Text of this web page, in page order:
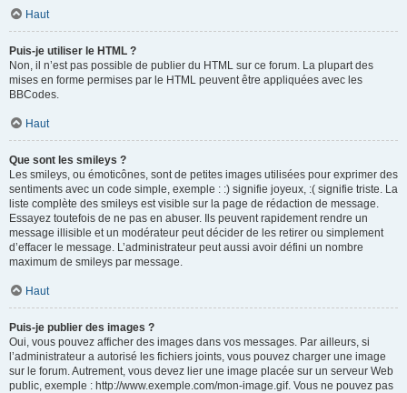
Haut
Puis-je utiliser le HTML ?
Non, il n’est pas possible de publier du HTML sur ce forum. La plupart des
mises en forme permises par le HTML peuvent être appliquées avec les
BBCodes.
Haut
Que sont les smileys ?
Les smileys, ou émoticônes, sont de petites images utilisées pour exprimer des
sentiments avec un code simple, exemple : :) signifie joyeux, :( signifie triste. La
liste complète des smileys est visible sur la page de rédaction de message.
Essayez toutefois de ne pas en abuser. Ils peuvent rapidement rendre un
message illisible et un modérateur peut décider de les retirer ou simplement
d’effacer le message. L’administrateur peut aussi avoir défini un nombre
maximum de smileys par message.
Haut
Puis-je publier des images ?
Oui, vous pouvez afficher des images dans vos messages. Par ailleurs, si
l’administrateur a autorisé les fichiers joints, vous pouvez charger une image
sur le forum. Autrement, vous devez lier une image placée sur un serveur Web
public, exemple : http://www.exemple.com/mon-image.gif. Vous ne pouvez pas